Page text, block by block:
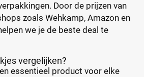
Door de prijzen van
zoals Wehkamp, Amazon en
we je de beste deal te
vergelijken?
essentieel product voor elke